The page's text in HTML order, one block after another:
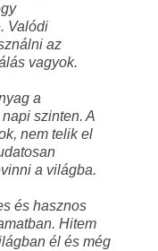
Valódi
az
vagyok.
a
szinten. A
nem telik el
a világba.
és hasznos
Hitem
él és még